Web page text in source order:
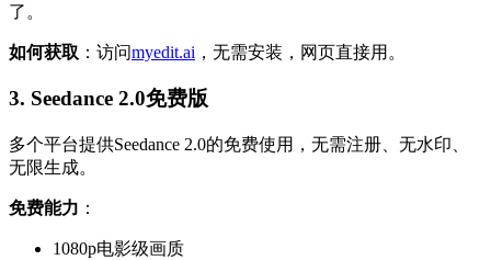
了。
如何获取 ：访问myedit.ai ，无需安装，网页直接用。
3. Seedance 2.0免费版
多个平台提供Seedance 2.0的免费使用，无需注册、无水印、
无限生成。
免费能力 ：
1080p电影级画质